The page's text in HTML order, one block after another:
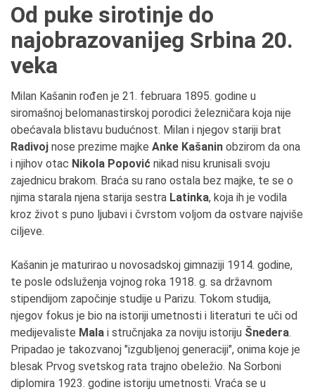
Od puke sirotinje do
najobrazovanijeg Srbina 20.
veka
Milan Kašanin rođen je 21. februara 1895. godine u
siromašnoj belomanastirskoj porodici železničara koja nije
obećavala blistavu budućnost. Milan i njegov stariji brat
Radivoj nose prezime majke Anke Kašanin obzirom da ona
i njihov otac Nikola Popović nikad nisu krunisali svoju
zajednicu brakom. Braća su rano ostala bez majke, te se o
njima starala njena starija sestra Latinka, koja ih je vodila
kroz život s puno ljubavi i čvrstom voljom da ostvare najviše
ciljeve.
Kašanin je maturirao u novosadskoj gimnaziji 1914. godine,
te posle odsluženja vojnog roka 1918. g. sa državnom
stipendijom započinje studije u Parizu. Tokom studija,
njegov fokus je bio na istoriji umetnosti i literaturi te uči od
medijevaliste Mala i stručnjaka za noviju istoriju Šnedera.
Pripadao je takozvanoj "izgubljenoj generaciji", onima koje je
blesak Prvog svetskog rata trajno obeležio. Na Sorboni
diplomira 1923. godine istoriju umetnosti. Vraća se u